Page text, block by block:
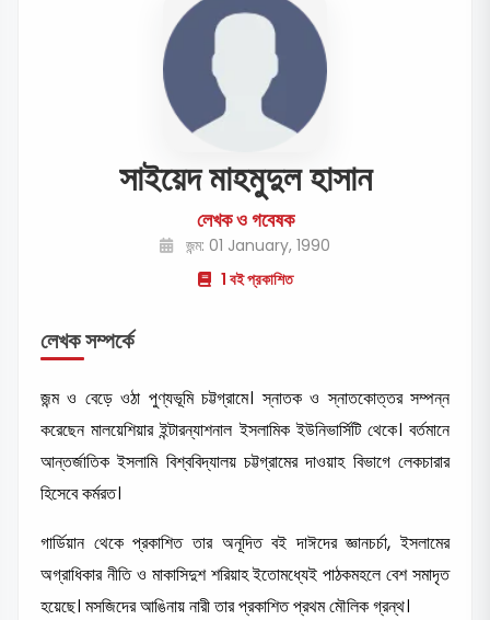
সাইয়েদ মাহমুদুল হাসান
লেখক ও গবেষক
জন্ম: 01 January, 1990
1 বই প্রকাশিত
লেখক সম্পর্কে
জন্ম ও বেড়ে ওঠা পুণ্যভূমি চট্টগ্রামে। স্নাতক ও স্নাতকোত্তর সম্পন্ন
করেছেন মালয়েশিয়ার ইন্টারন্যাশনাল ইসলামিক ইউনিভার্সিটি থেকে। বর্তমানে
আন্তর্জাতিক ইসলামি বিশ্ববিদ্যালয় চট্টগ্রামের দাওয়াহ বিভাগে লেকচারার
হিসেবে কর্মরত।
গার্ডিয়ান থেকে প্রকাশিত তার অনূদিত বই দাঈদের জ্ঞানচর্চা, ইসলামের
অগ্রাধিকার নীতি ও মাকাসিদুশ শরিয়াহ ইতোমধ্যেই পাঠকমহলে বেশ সমাদৃত
হয়েছে। মসজিদের আঙিনায় নারী তার প্রকাশিত প্রথম মৌলিক গ্রন্থ।